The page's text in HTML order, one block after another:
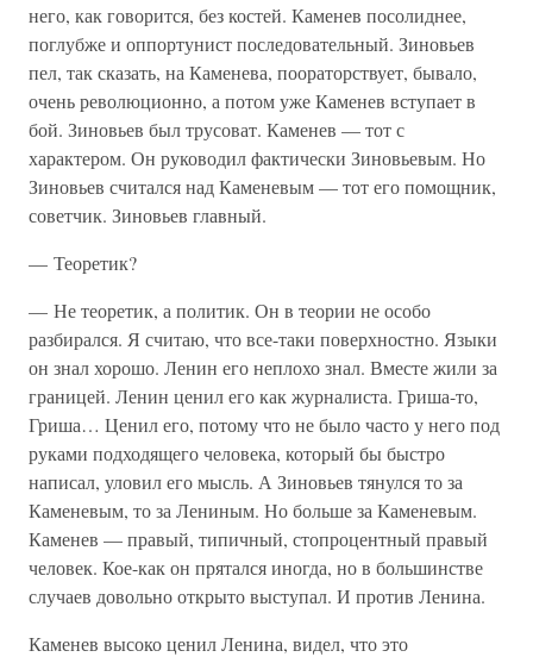
него, как говорится, без костей. Каменев посолиднее,
поглубже и оппортунист последовательный. Зиновьев
пел, так сказать, на Каменева, поораторствует, бывало,
очень революционно, а потом уже Каменев вступает в
бой. Зиновьев был трусоват. Каменев — тот с
характером. Он руководил фактически Зиновьевым. Но
Зиновьев считался над Каменевым — тот его помощник,
советчик. Зиновьев главный.
— Теоретик?
— Не теоретик, а политик. Он в теории не особо
разбирался. Я считаю, что все-таки поверхностно. Языки
он знал хорошо. Ленин его неплохо знал. Вместе жили за
границей. Ленин ценил его как журналиста. Гриша-то,
Гриша… Ценил его, потому что не было часто у него под
руками подходящего человека, который бы быстро
написал, уловил его мысль. А Зиновьев тянулся то за
Каменевым, то за Лениным. Но больше за Каменевым.
Каменев — правый, типичный, стопроцентный правый
человек. Кое-как он прятался иногда, но в большинстве
случаев довольно открыто выступал. И против Ленина.
Каменев высоко ценил Ленина, видел, что это